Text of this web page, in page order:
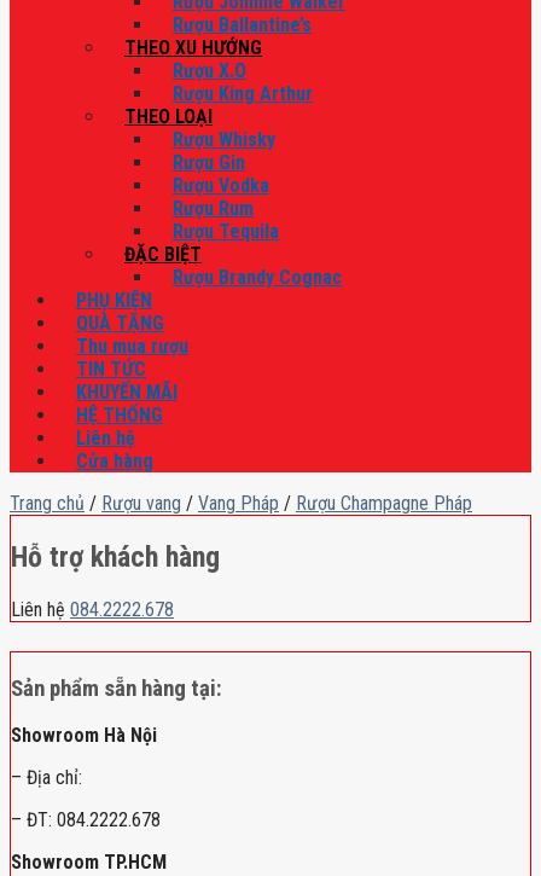
Rượu Ballantine’s
THEO XU HƯỚNG
Rượu X.O
Rượu King Arthur
THEO LOẠI
Rượu Whisky
Rượu Gin
Rượu Vodka
Rượu Rum
Rượu Tequila
ĐẶC BIỆT
Rượu Brandy Cognac
PHỤ KIỆN
QUÀ TẶNG
Thu mua rượu
TIN TỨC
KHUYẾN MÃI
HỆ THỐNG
Liên hệ
Cửa hàng
Trang chủ / Rượu vang / Vang Pháp / Rượu Champagne Pháp
Hỗ trợ khách hàng
Liên hệ 084.2222.678
Sản phẩm sẵn hàng tại:
Showroom Hà Nội
– Địa chỉ:
– ĐT: 084.2222.678
Showroom TP.HCM